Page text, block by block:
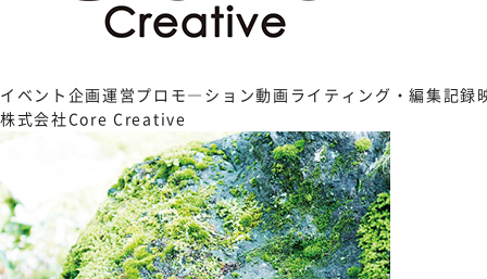
イベント企画運営 プロモ―ション動画 ライティング・編集記録
株式会社Core Creative